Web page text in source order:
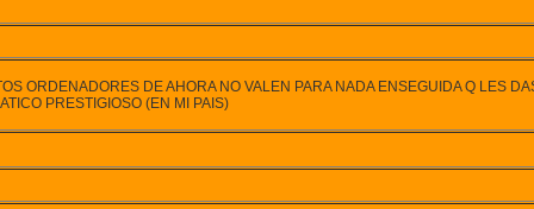
ORDENADORES DE AHORA NO VALEN PARA NADA ENSEGUIDA Q LES
PRESTIGIOSO (EN MI PAIS)